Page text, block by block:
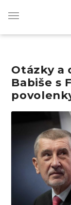
main
Otázky a
Babiše s
Obrázek